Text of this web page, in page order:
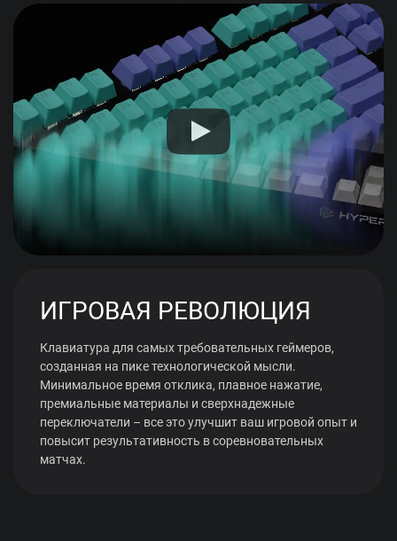
ИГРОВАЯ РЕВОЛЮЦИЯ
Клавиатура для самых требовательных геймеров,
созданная на пике технологической мысли.
Минимальное время отклика, плавное нажатие,
премиальные материалы и сверхнадежные
переключатели – все это улучшит ваш игровой опыт и
повысит результативность в соревновательных
матчах.